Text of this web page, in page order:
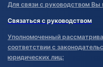
Для связи с руководством
Связаться с руководством
Уполномоченный
соответствии с
юридических лиц: